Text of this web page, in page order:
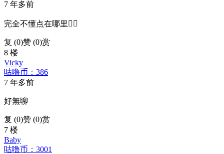
7 年多前
完全不懂点在哪里🤷‍♀️
复 (0)赞 (0)赏
8 楼
Vicky
咕噜币：386
7 年多前
好無聊
复 (0)赞 (0)赏
7 楼
Baby
咕噜币：3001